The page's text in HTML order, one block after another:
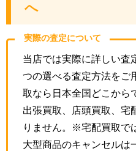
へ
実際の査定について
当店では実際に詳しい査
つの選べる査定方法をご
取なら日本全国どこから
出張買取、店頭買取、宅
りません。※宅配買取で
大型商品のキャンセルは